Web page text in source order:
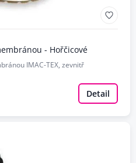
- Hořčicové
IMAC-TEX, zevnitř
Detail